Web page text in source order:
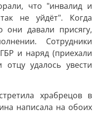
что "инвалид и
не уйдёт". Когда
они давали присягу,
Сотрудники
и наряд (приехали
удалось увести
храбрецов в
написала на обоих